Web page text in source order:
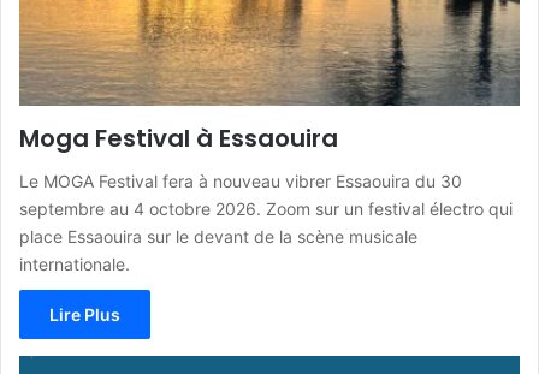
Moga Festival à Essaouira
Le MOGA Festival fera à nouveau vibrer Essaouira du 30
septembre au 4 octobre 2026. Zoom sur un festival électro qui
place Essaouira sur le devant de la scène musicale
internationale.
Lire Plus